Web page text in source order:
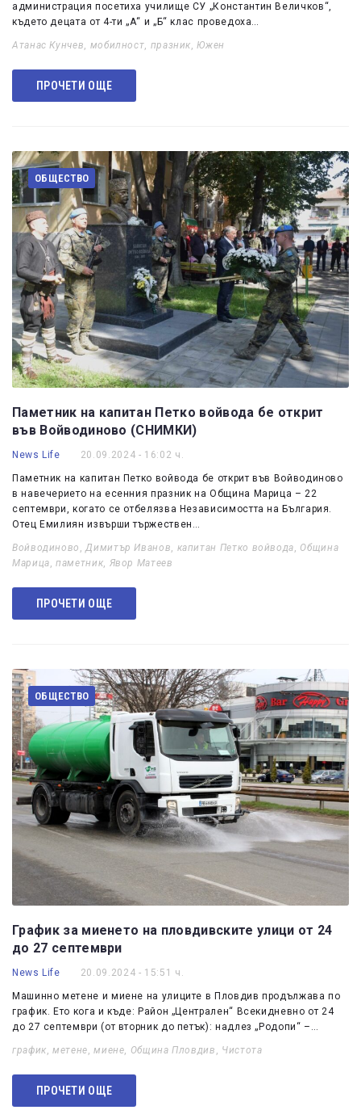
администрация посетиха училище СУ „Константин Величков“,
където децата от 4-ти „А“ и „Б“ клас проведоха…
Атанас Кунчев, мобилност, празник,Южен
ПРОЧЕТИ ОЩЕ
ОБЩЕСТВО
Паметник на капитан Петко войвода бе открит
във Войводиново (СНИМКИ)
News Life 20.09.2024 - 16:02 ч.
Паметник на капитан Петко войвода бе открит във Войводиново
в навечерието на есенния празник на Община Марица – 22
септември, когато се отбелязва Независимостта на България.
Отец Емилиян извърши тържествен…
Войводиново ,Димитър Иванов, капитан Петко войвода, Община
Марица,паметник, Явор Матеев
ПРОЧЕТИ ОЩЕ
ОБЩЕСТВО
График за миенето на пловдивските улици от 24
до 27 септември
News Life 20.09.2024 - 15:51 ч.
Машинно метене и миене на улиците в Пловдив продължава по
график. Ето кога и къде: Район „Централен“ Всекидневно от 24
до 27 септември (от вторник до петък): надлез „Родопи“ –…
график,метене,миене, Община Пловдив , Чистота
ПРОЧЕТИ ОЩЕ